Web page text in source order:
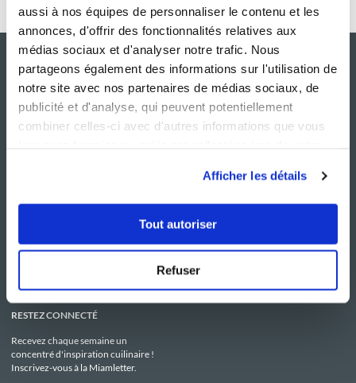
aussi à nos équipes de personnaliser le contenu et les
annonces, d'offrir des fonctionnalités relatives aux
médias sociaux et d'analyser notre trafic. Nous
partageons également des informations sur l'utilisation de
notre site avec nos partenaires de médias sociaux, de
publicité et d'analyse, qui peuvent potentiellement
combiner celles-ci avec d'autres informations que vous
Afficher les détails
Tout autoriser
Refuser
Le Mag'
Boutique
C.G.U
Politique de confidentialité
Utilisation des Cookies
RESTEZ CONNECTÉ
Recevez chaque semaine un
concentré d'inspiration cuilinaire !
Inscrivez-vous à la Miamletter.